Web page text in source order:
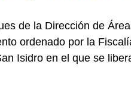
de la Dirección de
ordenado por la
Isidro en el que se